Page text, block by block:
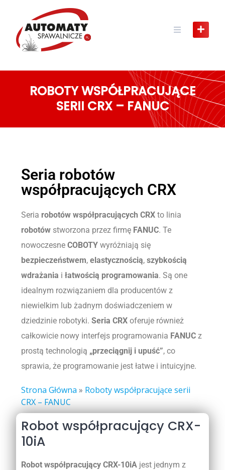
ROBOTY WSPÓŁPRACUJĄCE
SERII CRX – FANUC
Seria robotów
współpracujących CRX
Seria robotów współpracujących CRX to linia
robotów stworzona przez firmę FANUC. Te
nowoczesne COBOTY wyróżniają się
bezpieczeństwem, elastycznością, szybkością
wdrażania i łatwością programowania. Są one
idealnym rozwiązaniem dla producentów z
niewielkim lub żadnym doświadczeniem w
dziedzinie robotyki. Seria CRX oferuje również
całkowicie nowy interfejs programowania FANUC z
prostą technologią „przeciągnij i upuść”, co
sprawia, że programowanie jest łatwe i intuicyjne.
Strona Główna » Roboty współpracujące serii
CRX – FANUC
Robot współpracujący CRX-
10iA
Robot współpracujący CRX-10iA jest jednym z